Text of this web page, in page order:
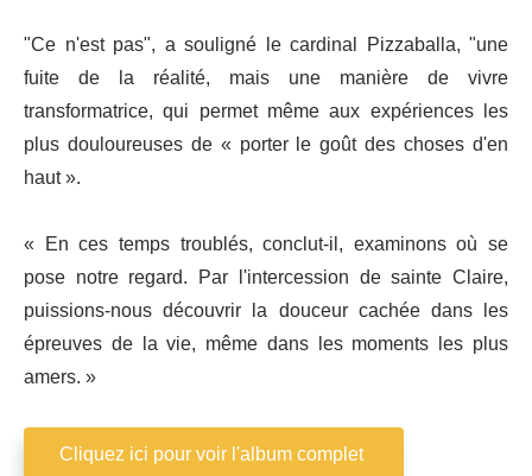
"Ce n'est pas", a souligné le cardinal Pizzaballa, "une
fuite de la réalité, mais une manière de vivre
transformatrice, qui permet même aux expériences les
plus douloureuses de « porter le goût des choses d'en
haut ».
« En ces temps troublés, conclut-il, examinons où se
pose notre regard. Par l'intercession de sainte Claire,
puissions-nous découvrir la douceur cachée dans les
épreuves de la vie, même dans les moments les plus
amers. »
Cliquez ici pour voir l'album complet